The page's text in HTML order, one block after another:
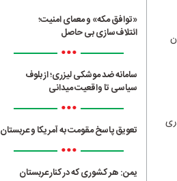
«توافق مکه» و معمای امنیت؛
ائتلاف‌سازی بی حاصل
•••
سامانه ضد موشکی لیزری؛ از بلوف
سیاسی تا واقعیت میدانی
•••
تعویق پاسخ مقومت به آمریکا و عربستان
•••
یمن: هر کشوری که در کنار عربستان